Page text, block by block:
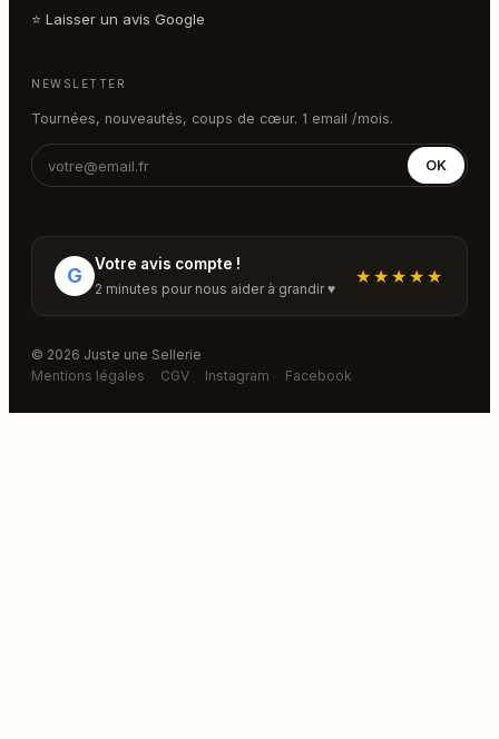
⭐ Laisser un avis Google
NEWSLETTER
Tournées, nouveautés, coups de cœur. 1 email /mois.
OK
G Votre avis compte !
2 minutes pour nous aider à grandir ♥
★★★★★
© 2026 Juste une Sellerie
Mentions légales
CGV Instagram Facebook